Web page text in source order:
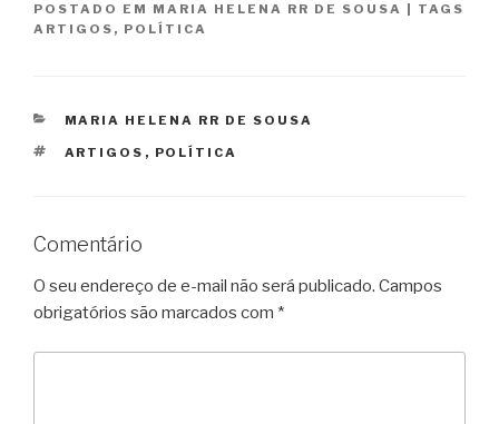
POSTADO EM MARIA HELENA RR DE SOUSA
TAGS
ARTIGOS , POLÍTICA
CATEGORIAS
MARIA HELENA RR DE SOUSA
TAGS
ARTIGOS , POLÍTICA
Comentário
O seu endereço de e-mail não será publicado. Campos
obrigatórios são marcados com *